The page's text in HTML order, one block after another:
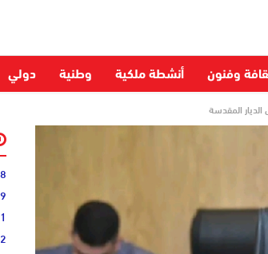
وفنون أنشطة ملكية وطنية دولي
المقدسة